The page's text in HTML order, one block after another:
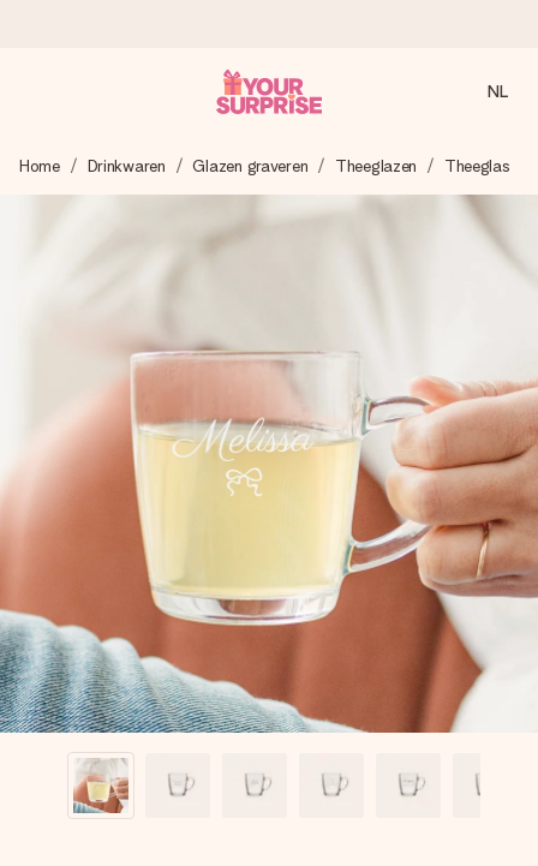
We maken jouw cadeau met zorg en zorgen dat het
razendsnel onderweg is - zodat jij kunt geven op precies
het juiste moment, wanneer het het meeste betekent.
Onze cadeaus worden gewaardeerd. Klanten beoordelen
ons met een 4,7 op Google Reviews
Gratis wenskaartje
Je maakt in een paar stappen iets unieks – met haar naam,
jullie foto of een boodschap die raakt. Zonder gedoe, maar
met alle aandacht voor het moment.
NL
Home Drinkwaren Glazen graveren Theeglazen Theeglas